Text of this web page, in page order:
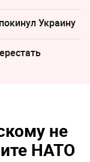
Украину
не
НАТО